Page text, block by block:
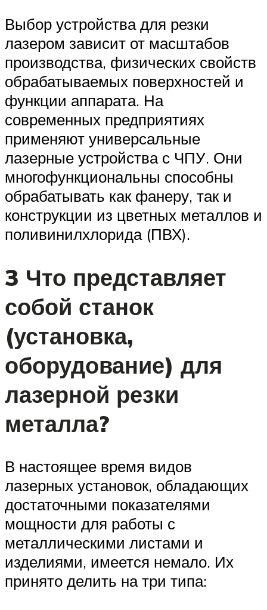
Выбор устройства для резки
лазером зависит от масштабов
производства, физических свойств
обрабатываемых поверхностей и
функции аппарата. На
современных предприятиях
применяют универсальные
лазерные устройства с ЧПУ. Они
многофункциональны способны
обрабатывать как фанеру, так и
конструкции из цветных металлов и
поливинилхлорида (ПВХ).
3 Что представляет
собой станок
(установка,
оборудование) для
лазерной резки
металла?
В настоящее время видов
лазерных установок, обладающих
достаточными показателями
мощности для работы с
металлическими листами и
изделиями, имеется немало. Их
принято делить на три типа: